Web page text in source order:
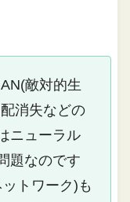
敵対的生
消失などの
ニューラル
題なのです
トワーク)も